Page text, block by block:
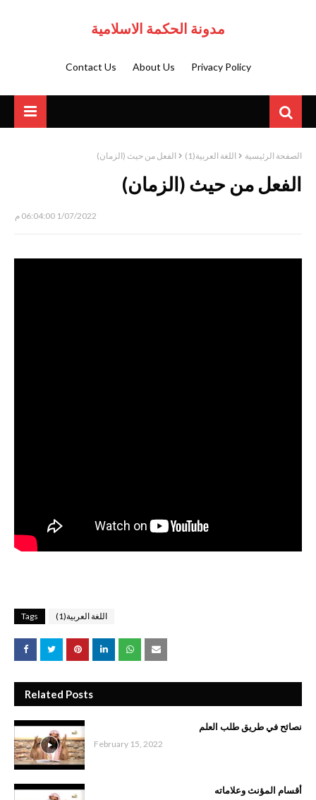
مدونة الحكمة الاسلامية
Privacy Policy
About Us
Contact Us
الصفحة الرئيسية اللغة العربية(1) الفعل من حيث (الزمان)
الفعل من حيث (الزمان)
1/07/2022 06:04:00 م
Tags اللغة العربية(1)
Related Posts
نصائح في طريق طلب العلم
February 15, 2022
أقسام المؤنث وعلاماته